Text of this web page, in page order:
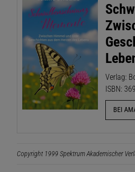
Verlag:
ISBN:
BEI
Copyright 1999 Spektrum Akademischer